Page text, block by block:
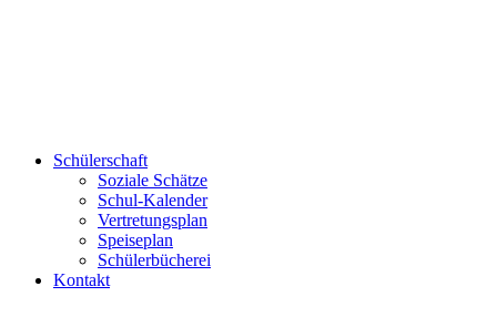
Schülerschaft
Soziale Schätze
Schul-Kalender
Vertretungsplan
Speiseplan
Schülerbücherei
Kontakt